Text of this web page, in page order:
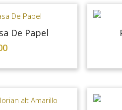
De Papel